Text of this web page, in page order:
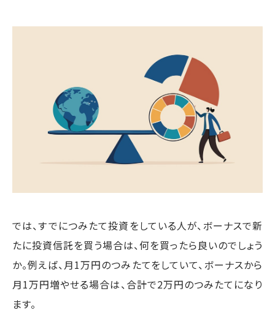
では、すでにつみたて投資をしている人が、ボーナスで新
たに投資信託を買う場合は、何を買ったら良いのでしょう
か。例えば、月1万円のつみたてをしていて、ボーナスから
月1万円増やせる場合は、合計で2万円のつみたてになり
ます。